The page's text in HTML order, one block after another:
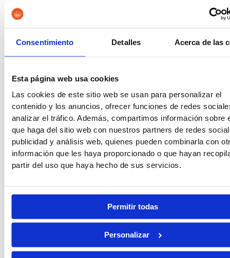
Consentimiento Detalles Acerca de las
Esta página web usa cookies
Las cookies de este sitio web se usan para personalizar el
contenido y los anuncios, ofrecer funciones de redes
analizar el tráfico. Además, compartimos información sobre
que haga del sitio web con nuestros partners de redes
publicidad y análisis web, quienes pueden combinarla con
información que les haya proporcionado o que hayan
partir del uso que haya hecho de sus servicios.
Permitir todas
Personalizar
Penitenciarias
Oposiciones de Justicia Auxilio Judicial
Tramitación Procesal Gestión Procesal